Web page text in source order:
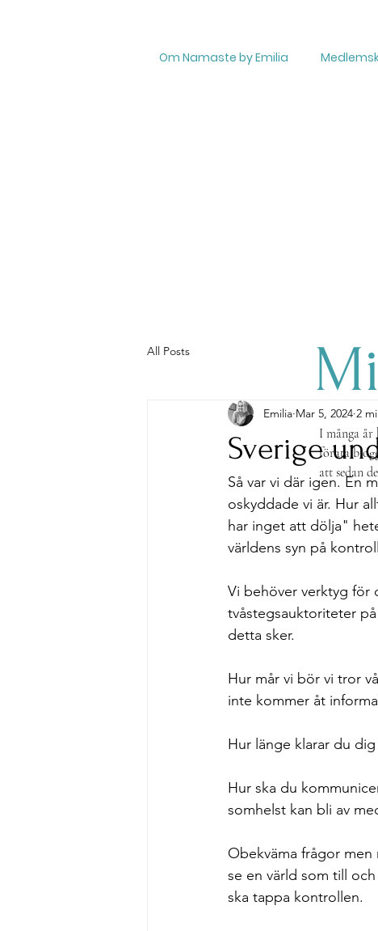
Om Namaste by Emilia
All Posts
Sverige
Emilia Mar 5, 2024 2
Så var vi där igen. En
oskyddade vi är. Hur
har inget att dölja"
världens syn på
Vi behöver verktyg för
tvåstegsauktoriteter
detta sker.
Hur mår vi bör vi tror
inte kommer åt
Hur länge klarar du
Hur ska du
somhelst kan bli av
Obekväma frågor men
se en värld som till
ska tappa kontrollen.
I många
förata
att sedan
Pernilla
Tiderna
bestå. När